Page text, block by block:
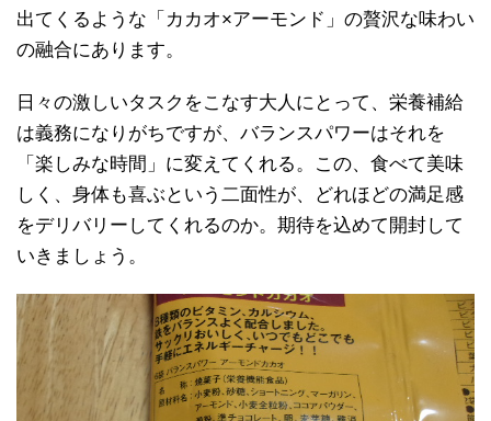
出てくるような「カカオ×アーモンド」の贅沢な味わい
の融合にあります。
日々の激しいタスクをこなす大人にとって、栄養補給
は義務になりがちですが、バランスパワーはそれを
「楽しみな時間」に変えてくれる。この、食べて美味
しく、身体も喜ぶという二面性が、どれほどの満足感
をデリバリーしてくれるのか。期待を込めて開封して
いきましょう。